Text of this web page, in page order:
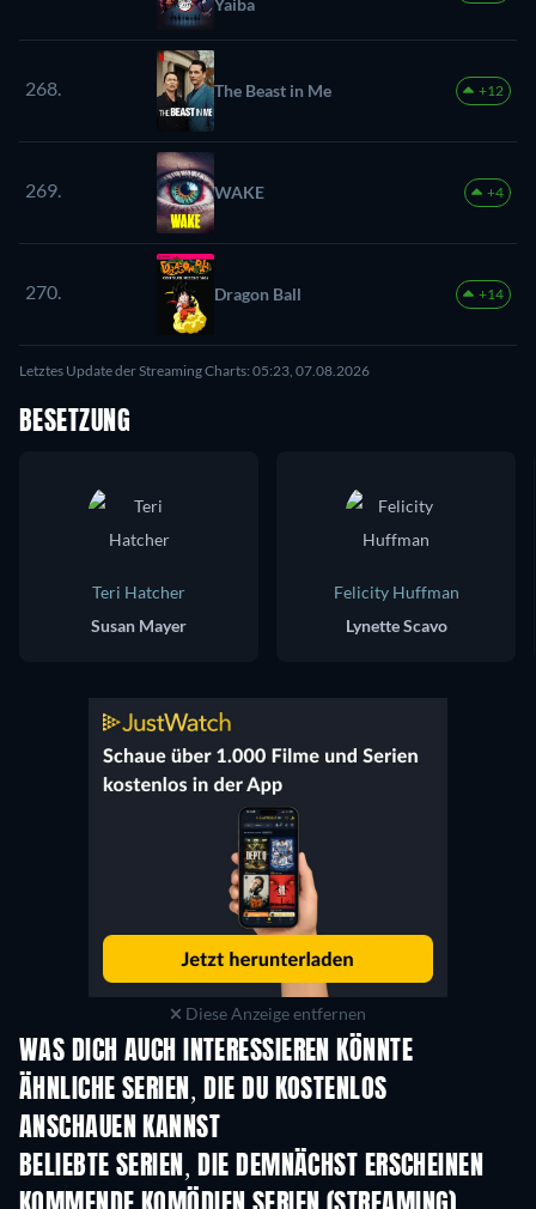
Yaiba
268. The Beast in Me +12
269. WAKE +4
270. Dragon Ball +14
Letztes Update der Streaming Charts: 05:23, 07.08.2026
BESETZUNG
Teri Hatcher
Susan Mayer
Felicity Huffman
Lynette Scavo
Diese Anzeige entfernen
WAS DICH AUCH INTERESSIEREN KÖNNTE
Serie Serie
ÄHNLICHE SERIEN, DIE DU KOSTENLOS
ANSCHAUEN KANNST
Serie
BELIEBTE SERIEN, DIE DEMNÄCHST ERSCHEINEN
Serie Serie
Staffel 6 Staffel 2